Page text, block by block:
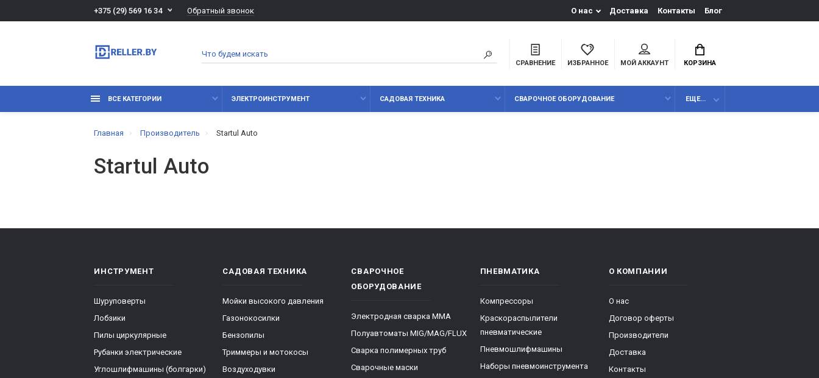
+375 (29) 569 16 34 Обратный звонок О нас Доставка Контакты Блог
СРАВНЕНИЕ ИЗБРАННОЕ МОЙ АККАУНТ КОРЗИНА
ВСЕ КАТЕГОРИИ ЭЛЕКТРОИНСТРУМЕНТ САДОВАЯ ТЕХНИКА СВАРОЧНОЕ ОБОРУДОВАНИЕ ЕЩЕ...
Главная Производитель Startul Auto
Startul Auto
ИНСТРУМЕНТ
Шуруповерты
Лобзики
Пилы циркулярные
Рубанки электрические
Углошлифмашины (болгарки)
САДОВАЯ ТЕХНИКА
Мойки высокого давления
Газонокосилки
Бензопилы
Триммеры и мотокосы
Воздуходувки
СВАРОЧНОЕ
ОБОРУДОВАНИЕ
Электродная сварка ММА
Полуавтоматы MIG/MAG/FLUX
Сварка полимерных труб
Сварочные маски
ПНЕВМАТИКА
Компрессоры
Краскораспылители
пневматические
Пневмошлифмашины
Наборы пневмоинструмента
О КОМПАНИИ
О нас
Договор оферты
Производители
Доставка
Контакты